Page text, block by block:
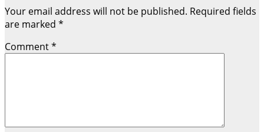
Your email address will not be published. Required fields
are marked *
Comment*